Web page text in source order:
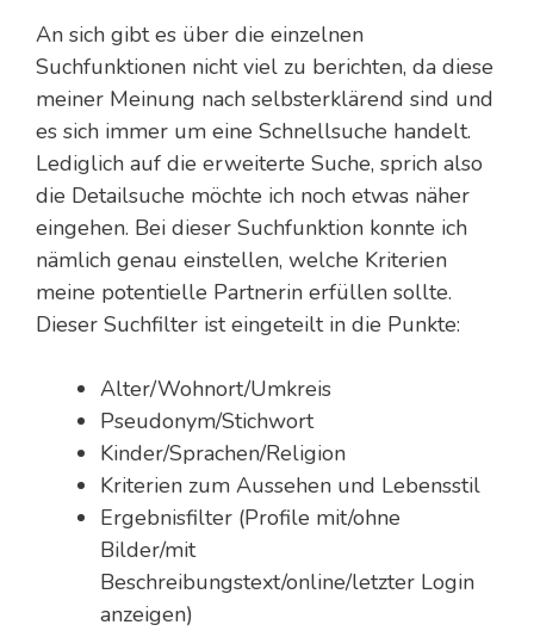
An sich gibt es über die einzelnen
Suchfunktionen nicht viel zu berichten, da diese
meiner Meinung nach selbsterklärend sind und
es sich immer um eine Schnellsuche handelt.
Lediglich auf die erweiterte Suche, sprich also
die Detailsuche möchte ich noch etwas näher
eingehen. Bei dieser Suchfunktion konnte ich
nämlich genau einstellen, welche Kriterien
meine potentielle Partnerin erfüllen sollte.
Dieser Suchfilter ist eingeteilt in die Punkte:
Alter/Wohnort/Umkreis
Pseudonym/Stichwort
Kinder/Sprachen/Religion
Kriterien zum Aussehen und Lebensstil
Ergebnisfilter (Profile mit/ohne
Bilder/mit
Beschreibungstext/online/letzter Login
anzeigen)